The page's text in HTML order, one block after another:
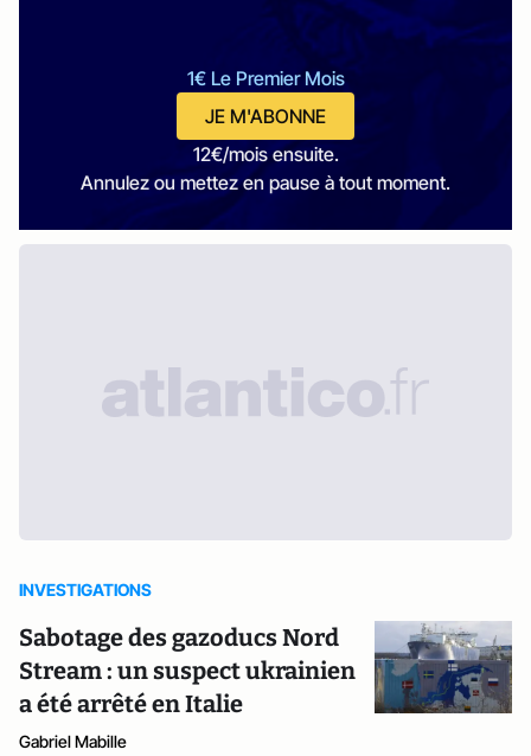
1€ Le Premier Mois
JE M'ABONNE
12€/mois ensuite.
Annulez ou mettez en pause à tout moment.
INVESTIGATIONS
Sabotage des gazoducs Nord
Stream : un suspect ukrainien
a été arrêté en Italie
Gabriel Mabille